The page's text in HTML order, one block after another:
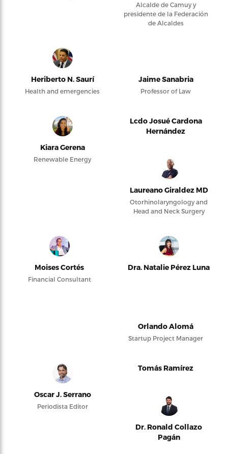
Alcalde de Camuy y
presidente de la Federación
de Alcaldes
Heriberto N. Saurí
Health and emergencies
Jaime Sanabria
Professor of Law
Kiara Gerena
Renewable Energy
Lcdo Josué Cardona
Hernández
Laureano Giraldez MD
Otorhinolaryngology and
Head and Neck Surgery
Moises Cortés
Financial Consultant
Dra. Natalie Pérez Luna
Orlando Alomá
Startup Project Manager
Oscar J. Serrano
Periodista Editor
Tomás Ramírez
Dr. Ronald Collazo
Pagán